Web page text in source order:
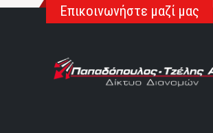
Επικοινωνήστε μαζί μας